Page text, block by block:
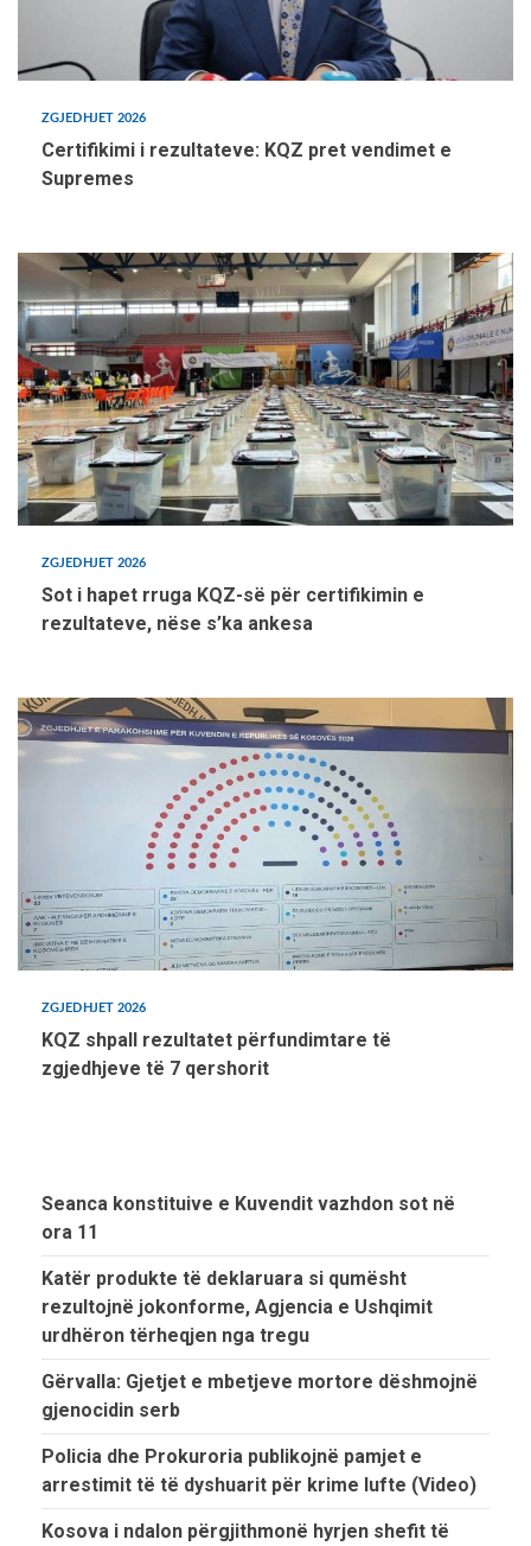
ZGJEDHJET 2026
Certifikimi i rezultateve: KQZ pret vendimet e
Supremes
ZGJEDHJET 2026
Sot i hapet rruga KQZ-së për certifikimin e
rezultateve, nëse s’ka ankesa
ZGJEDHJET 2026
KQZ shpall rezultatet përfundimtare të
zgjedhjeve të 7 qershorit
Seanca konstituive e Kuvendit vazhdon sot në
ora 11
Katër produkte të deklaruara si qumësht
rezultojnë jokonforme, Agjencia e Ushqimit
urdhëron tërheqjen nga tregu
Gërvalla: Gjetjet e mbetjeve mortore dëshmojnë
gjenocidin serb
Policia dhe Prokuroria publikojnë pamjet e
arrestimit të të dyshuarit për krime lufte (Video)
Kosova i ndalon përgjithmonë hyrjen shefit të